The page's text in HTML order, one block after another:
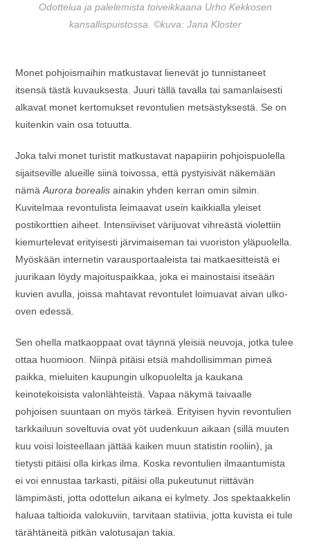
Odottelua ja palelemista toiveikkaana Urho Kekkosen
kansallispuistossa. ©kuva: Jana Kloster
Monet pohjoismaihin matkustavat lienevät jo tunnistaneet
itsensä tästä kuvauksesta. Juuri tällä tavalla tai samanlaisesti
alkavat monet kertomukset revontulien metsästyksestä. Se on
kuitenkin vain osa totuutta.
Joka talvi monet turistit matkustavat napapiirin pohjoispuolella
sijaitseville alueille siinä toivossa, että pystyisivät näkemään
nämäAurora borealis ainakin yhden kerran omin silmin.
Kuvitelmaa revontulista leimaavat usein kaikkialla yleiset
postikorttien aiheet. Intensiiviset värijuovat vihreästä violettiin
kiemurtelevat erityisesti järvimaiseman tai vuoriston yläpuolella.
Myöskään internetin varausportaaleista tai matkaesitteistä ei
juurikaan löydy majoituspaikkaa, joka ei mainostaisi itseään
kuvien avulla, joissa mahtavat revontulet loimuavat aivan ulko-
oven edessä.
Sen ohella matkaoppaat ovat täynnä yleisiä neuvoja, jotka tulee
ottaa huomioon. Niinpä pitäisi etsiä mahdollisimman pimeä
paikka, mieluiten kaupungin ulkopuolelta ja kaukana
keinotekoisista valonlähteistä. Vapaa näkymä taivaalle
pohjoisen suuntaan on myös tärkeä. Erityisen hyvin revontulien
tarkkailuun soveltuvia ovat yöt uudenkuun aikaan (sillä muuten
kuu voisi loisteellaan jättää kaiken muun statistin rooliin), ja
tietysti pitäisi olla kirkas ilma. Koska revontulien ilmaantumista
ei voi ennustaa tarkasti, pitäisi olla pukeutunut riittävän
lämpimästi, jotta odottelun aikana ei kylmety. Jos spektaakkelin
haluaa taltioida valokuviin, tarvitaan statiivia, jotta kuvista ei tule
tärähtäneitä pitkän valotusajan takia.